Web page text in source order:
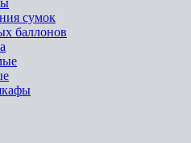
сумок
баллонов